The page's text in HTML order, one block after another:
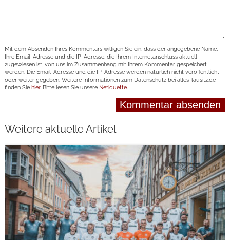
Mit dem Absenden Ihres Kommentars willigen Sie ein, dass der angegebene Name,
Ihre Email-Adresse und die IP-Adresse, die Ihrem Internetanschluss aktuell
zugewiesen ist, von uns im Zusammenhang mit Ihrem Kommentar gespeichert
werden. Die Email-Adresse und die IP-Adresse werden natürlich nicht veröffentlicht
oder weiter gegeben. Weitere Informationen zum Datenschutz bei alles-lausitz.de
finden Sie hier. Bitte lesen Sie unsere Netiquette.
Weitere aktuelle Artikel
weiterlesen